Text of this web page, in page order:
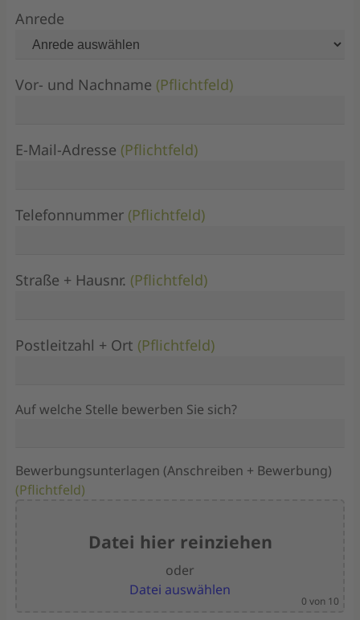
Anrede
Vor- und Nachname (Pflichtfeld)
E-Mail-Adresse (Pflichtfeld)
Telefonnummer (Pflichtfeld)
Straße + Hausnr. (Pflichtfeld)
Postleitzahl + Ort (Pflichtfeld)
Auf welche Stelle bewerben Sie sich?
Bewerbungsunterlagen (Anschreiben + Bewerbung)
(Pflichtfeld)
Datei hier reinziehen
oder
Datei auswählen
0 von 10